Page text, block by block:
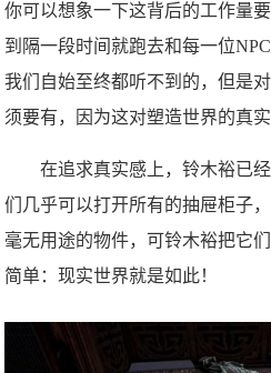
你可以想象一下这背后的工作量
到隔一段时间就跑去和每一位
我们自始至终都听不到的，但是
须要有，因为这对塑造世界的真
在追求真实感上，铃木裕已经
们几乎可以打开所有的抽屉柜子
毫无用途的物件，可铃木裕把它
简单：现实世界就是如此！